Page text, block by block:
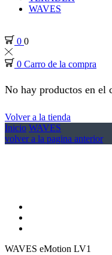
WAVES
0 0
0 Carro de la compra
No hay productos en el
Volver a la tienda
Inicio WAVES
volver a la pagina anterior
WAVES eMotion LV1